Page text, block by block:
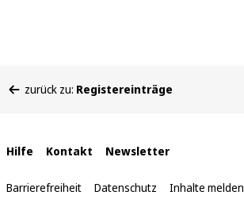
befinden
zurück zu: Registereinträge
Interne
Links
Hilfe Kontakt Newsletter
Barrierefreiheit Datenschutz Inhalte melden